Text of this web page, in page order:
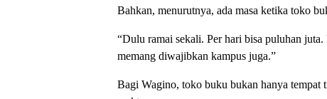
Bahkan, menurutnya, ada masa ketika toko
“Dulu ramai sekali. Per hari bisa puluhan
memang diwajibkan kampus juga.”
Bagi Wagino, toko buku bukan hanya tempat